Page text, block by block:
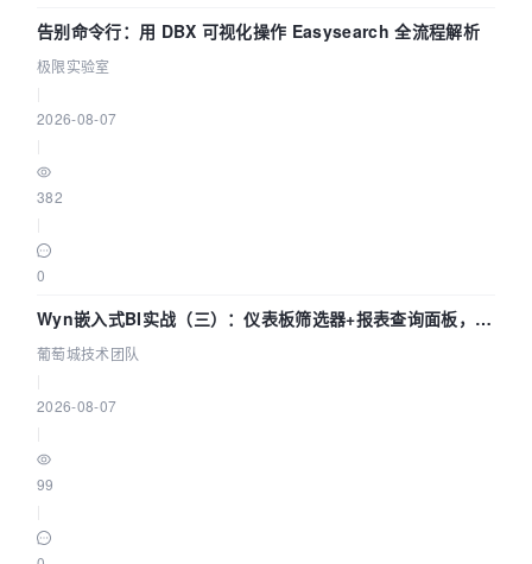
告别命令行：用 DBX 可视化操作 Easysearch 全流程解析
极限实验室
2026-08-07
382
0
Wyn嵌入式BI实战（三）：仪表板筛选器+报表查询面板，参
数联动全闭环
葡萄城技术团队
2026-08-07
99